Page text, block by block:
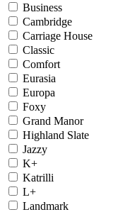
Business
Cambridge
Carriage House
Classic
Comfort
Eurasia
Europa
Foxy
Grand Manor
Highland Slate
Jazzy
K+
Katrilli
L+
Landmark